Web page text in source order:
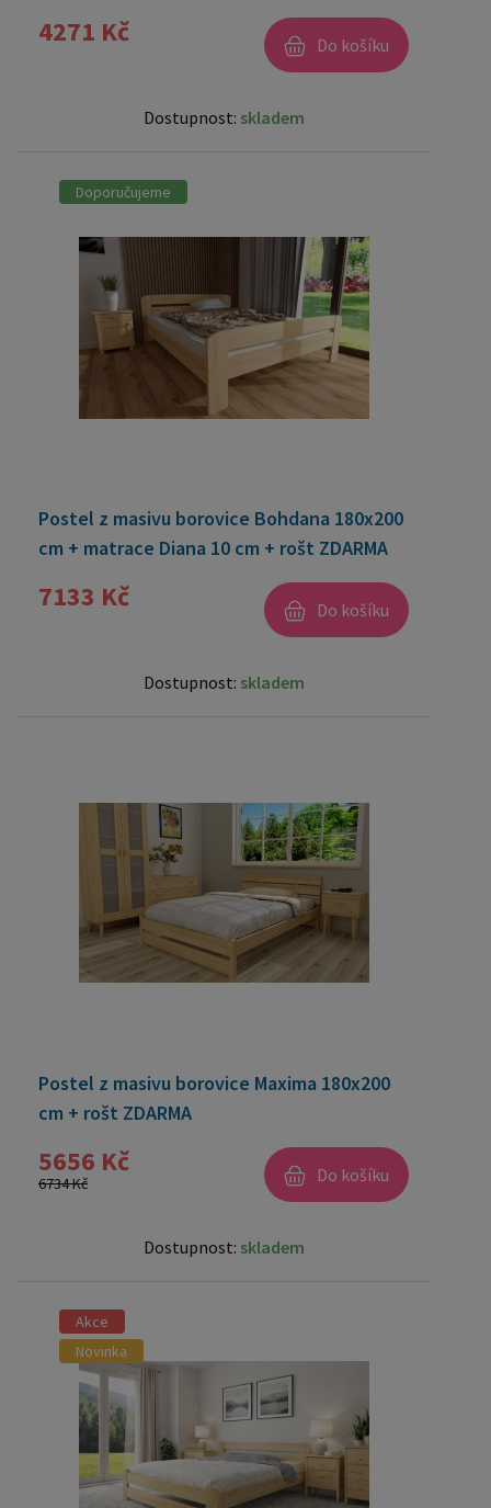
4271 Kč Do košíku
Dostupnost: skladem
Doporučujeme
Postel z masivu borovice Bohdana 180x200
cm + matrace Diana 10 cm + rošt ZDARMA
7133 Kč Do košíku
Dostupnost: skladem
Postel z masivu borovice Maxima 180x200
cm + rošt ZDARMA
5656 Kč
6734 Kč Do košíku
Dostupnost: skladem
Akce
Novinka